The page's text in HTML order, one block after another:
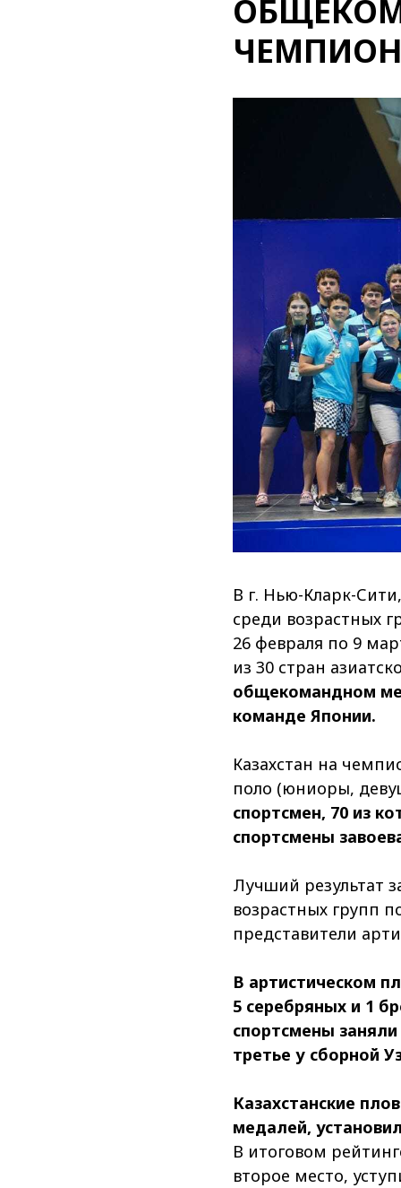
В г. Нью-Кларк-
среди возрастных
26 февраля по 9
из 30 стран
общекомандном
команде Японии.
Казахстан на
поло (юниоры,
спортсмен, 70 из
спортсмены
Лучший результат
возрастных групп
представители
В артистическом
5 серебряных и 1
спортсмены
третье у сборной
Казахстанские
медалей,
В итоговом
второе место,